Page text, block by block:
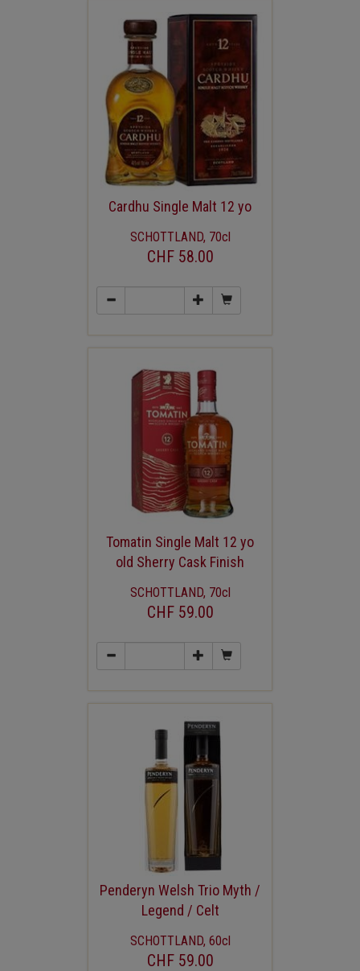
Cardhu Single Malt 12 yo
SCHOTTLAND, 70cl
CHF 58.00
Tomatin Single Malt 12 yo
old Sherry Cask Finish
SCHOTTLAND, 70cl
CHF 59.00
Penderyn Welsh Trio Myth /
Legend / Celt
SCHOTTLAND, 60cl
CHF 59.00